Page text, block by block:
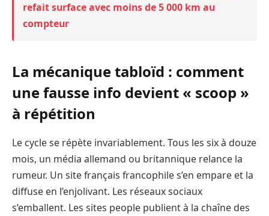
refait surface avec moins de 5 000 km au
compteur
La mécanique tabloïd : comment
une fausse info devient « scoop »
à répétition
Le cycle se répète invariablement. Tous les six à douze
mois, un média allemand ou britannique relance la
rumeur. Un site français francophile s’en empare et la
diffuse en l’enjolivant. Les réseaux sociaux
s’emballent. Les sites people publient à la chaîne des